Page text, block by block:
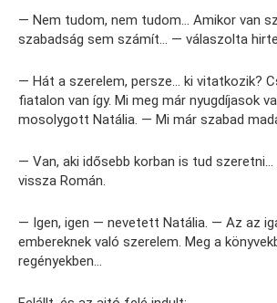
— Nem tudom, nem tudom… Amikor van
szabadság sem számít… — válaszolta
— Hát a szerelem, persze… ki vitatkozik?
fiatalon van így. Mi meg már nyugdíjasok
mosolygott Natália. — Mi már szabad
— Van, aki idősebb korban is tud
vissza Román.
— Igen, igen — nevetett Natália. — Az az
embereknek való szerelem. Meg a
regényekben…